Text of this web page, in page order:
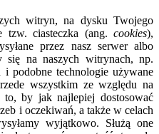
witryn, na dysku Twojego
tzw. ciasteczka (ang. cookies),
przez nasz serwer albo
się na naszych witrynach, np.
i podobne technologie używane
wszystkim ze względu na
by jak najlepiej dostosować
i oczekiwań, a także w celach
wyjątkowo. Służą one